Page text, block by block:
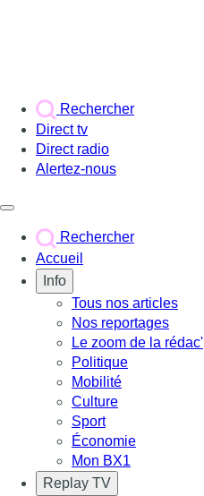
Rechercher
Direct tv
Direct radio
Alertez-nous
Rechercher
Accueil
Info
Tous nos articles
Nos reportages
Le zoom de la rédac'
Politique
Mobilité
Culture
Sport
Économie
Mon BX1
Replay TV